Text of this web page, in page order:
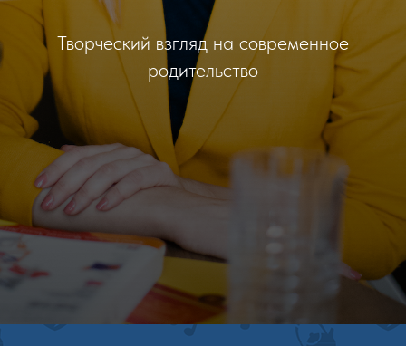
Творческий взгляд на современное
родительство